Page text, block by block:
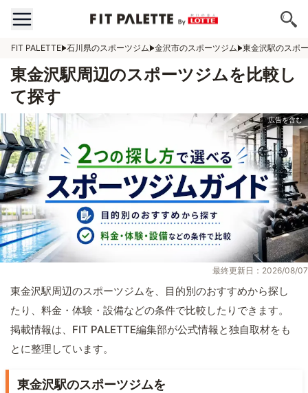
FIT PALETTE 石川県のスポーツジム 金沢市のスポーツジム 東金沢駅のスポ
東金沢駅周辺のスポーツジムを比較し
て探す
最終更新日：2026/08/07
東金沢駅周辺のスポーツジムを、目的別のおすすめから探し
たり、料金・体験・設備などの条件で比較したりできます。
掲載情報は、FIT PALETTE編集部が公式情報と独自取材をも
とに整理しています。
東金沢駅のスポーツジムを